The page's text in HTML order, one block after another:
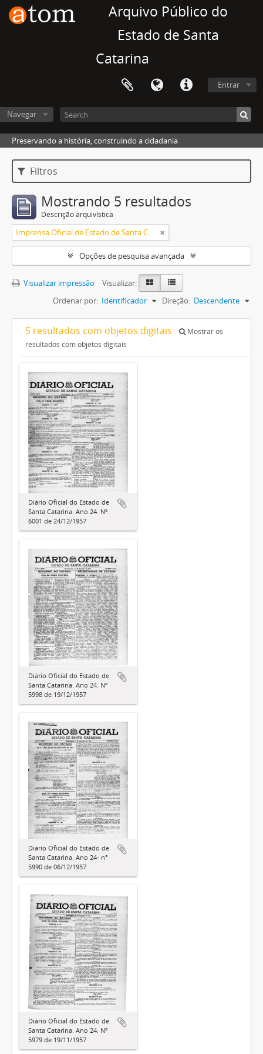
Arquivo Público do
Estado de Santa
Catarina
Entrar
Navegar
Preservando a história, construindo a cidadania
Filtros
Mostrando 5 resultados
Descrição arquivística
Imprensa Oficial de Estado de Santa Catarina
Opções de pesquisa avançada
Visualizar impressão
Visualizar:
Ordenar por: Identificador Direção: Descendente
5 resultados com objetos digitais
Mostrar os
resultados com objetos digitais
Diário Oficial do Estado de
Santa Catarina. Ano 24. Nº
6001 de 24/12/1957
Diário Oficial do Estado de
Santa Catarina. Ano 24. Nº
5998 de 19/12/1957
Diário Oficial do Estado de
Santa Catarina. Ano 24- n°
5990 de 06/12/1957
Diário Oficial do Estado de
Santa Catarina. Ano 24. Nº
5979 de 19/11/1957